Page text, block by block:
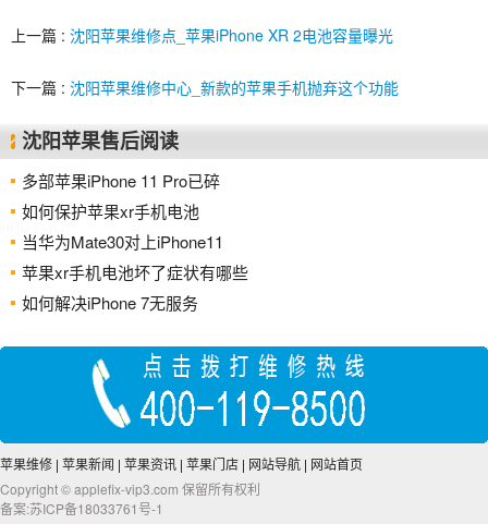
上一篇 : 沈阳苹果维修点_苹果iPhone XR 2电池容量曝光
下一篇 : 沈阳苹果维修中心_新款的苹果手机抛弃这个功能
沈阳苹果售后阅读
多部苹果iPhone 11 Pro已碎
如何保护苹果xr手机电池
当华为Mate30对上iPhone11
苹果xr手机电池坏了症状有哪些
如何解决iPhone 7无服务
苹果维修 | 苹果新闻 | 苹果资讯 | 苹果门店 | 网站导航 | 网站首页
Copyright © applefix-vip3.com 保留所有权利
备案:苏ICP备18033761号-1